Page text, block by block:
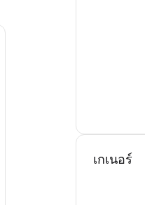
เกเนอร์